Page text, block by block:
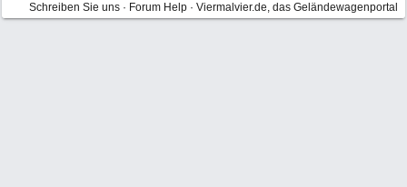
Schreiben Sie uns · Forum Help · Viermalvier.de, das Geländewagenportal